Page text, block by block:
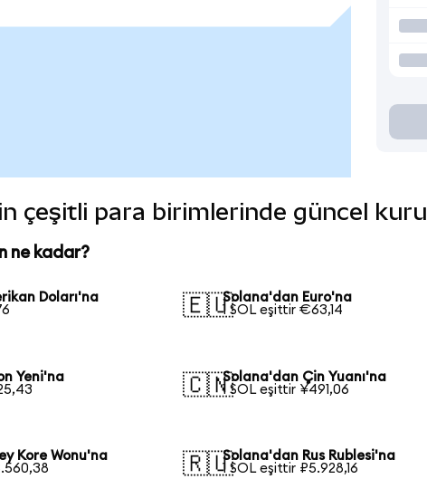
çeşitli para birimlerinde güncel kuru
ne kadar?
Doları'na
🇪🇺Solana'dan Euro'na
1 SOL eşittir €63,14
Yeni'na
🇨🇳Solana'dan Çin Yuanı'na
1 SOL eşittir ¥491,06
Kore Wonu'na
🇷🇺Solana'dan Rus Rublesi'na
1 SOL eşittir ₽5.928,16